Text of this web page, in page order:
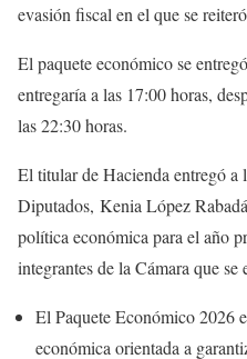
evasión fiscal en el que se
El paquete económico se
entregaría a las 17:00 horas,
las 22:30 horas.
El titular de Hacienda entregó a
Diputados, Kenia López
política económica para el año
integrantes de la Cámara que se
El Paquete Económico 2026
económica orientada a